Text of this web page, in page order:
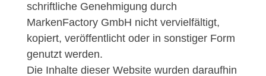
schriftliche Genehmigung durch
MarkenFactory GmbH nicht vervielfältigt,
kopiert, veröffentlicht oder in sonstiger Form
genutzt werden.
Die Inhalte dieser Website wurden daraufhin